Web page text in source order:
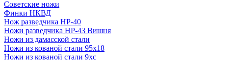
Советские ножи
Финки НКВД
Нож разведчика НР-40
Ножи разведчика НР-43 Вишня
Ножи из дамасской стали
Ножи из кованой стали 95х18
Ножи из кованой стали 9хс